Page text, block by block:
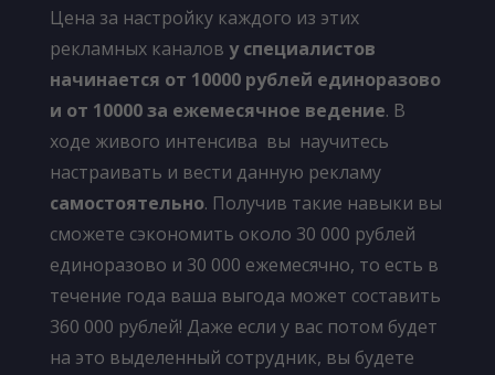
Цена за настройку каждого из этих
рекламных каналов у специалистов
начинается от 10000 рублей единоразово
и от 10000 за ежемесячное ведение. В
ходе живого интенсива вы научитесь
настраивать и вести данную рекламу
самостоятельно. Получив такие навыки вы
сможете сэкономить около 30 000 рублей
единоразово и 30 000 ежемесячно, то есть в
течение года ваша выгода может составить
360 000 рублей! Даже если у вас потом будет
на это выделенный сотрудник, вы будете